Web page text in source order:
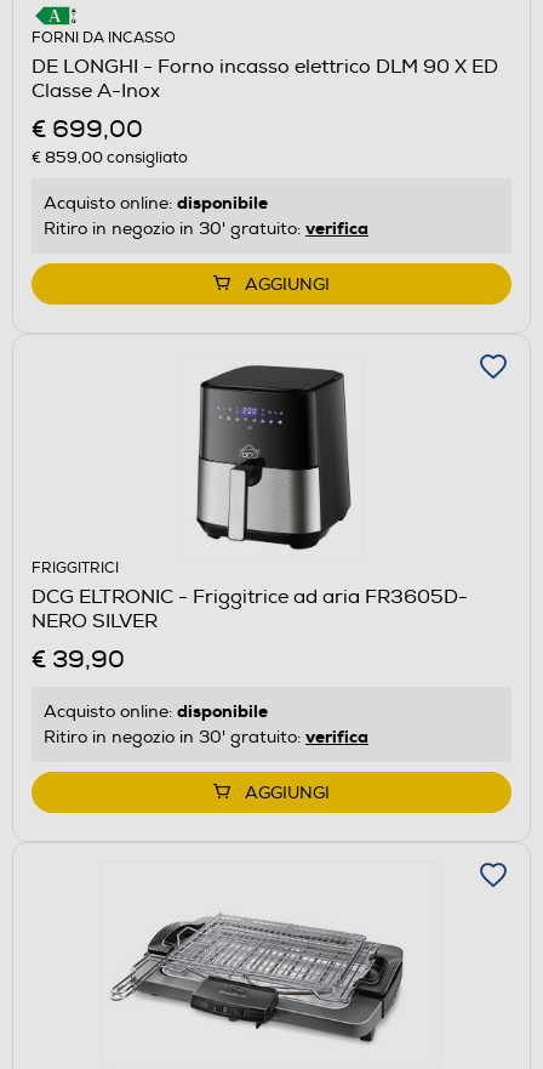
FORNI DA INCASSO
DE LONGHI - Forno incasso elettrico DLM 90 X ED
Classe A-Inox
€ 699,00
€ 859,00consigliato
Acquisto online: disponibile
Ritiro in negozio in 30' gratuito: verifica
AGGIUNGI
FRIGGITRICI
DCG ELTRONIC - Friggitrice ad aria FR3605D-
NERO SILVER
€ 39,90
Acquisto online: disponibile
Ritiro in negozio in 30' gratuito: verifica
AGGIUNGI